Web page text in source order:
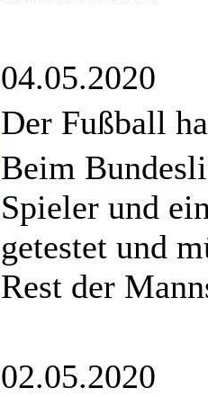
04.05.2020
Der Fußball
Beim
Spieler und
getestet und
Rest der
02.05.2020